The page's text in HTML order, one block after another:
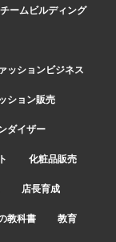
チームビルディング
ッションビジネス
ション販売
ダイザー
化粧品販売
店長育成
教科書 教育